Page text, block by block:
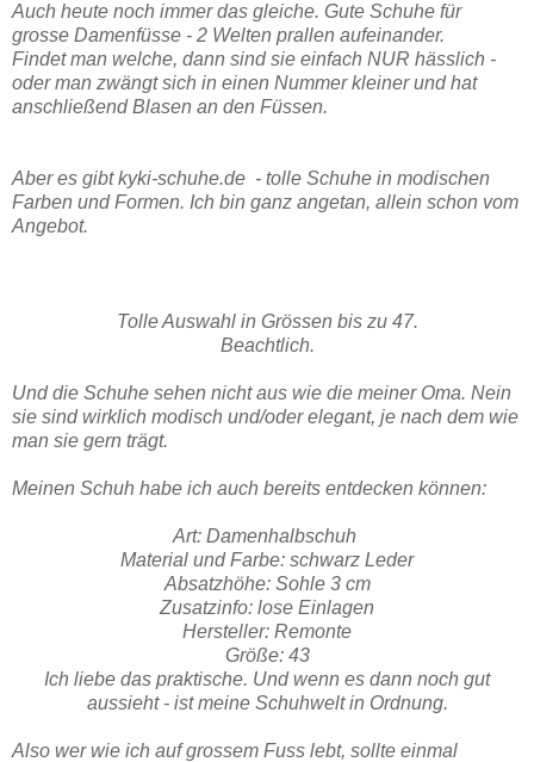
Auch heute noch immer das gleiche. Gute Schuhe für
grosse Damenfüsse - 2 Welten prallen aufeinander.
Findet man welche, dann sind sie einfach NUR hässlich -
oder man zwängt sich in einen Nummer kleiner und hat
anschließend Blasen an den Füssen.
Aber es gibt kyki-schuhe.de - tolle Schuhe in modischen
Farben und Formen. Ich bin ganz angetan, allein schon vom
Angebot.
Tolle Auswahl in Grössen bis zu 47.
Beachtlich.
Und die Schuhe sehen nicht aus wie die meiner Oma. Nein
sie sind wirklich modisch und/oder elegant, je nach dem wie
man sie gern trägt.
Meinen Schuh habe ich auch bereits entdecken können:
Art: Damenhalbschuh
Material und Farbe: schwarz Leder
Absatzhöhe: Sohle 3 cm
Zusatzinfo: lose Einlagen
Hersteller: Remonte
Größe: 43
Ich liebe das praktische. Und wenn es dann noch gut
aussieht - ist meine Schuhwelt in Ordnung.
Also wer wie ich auf grossem Fuss lebt, sollte einmal